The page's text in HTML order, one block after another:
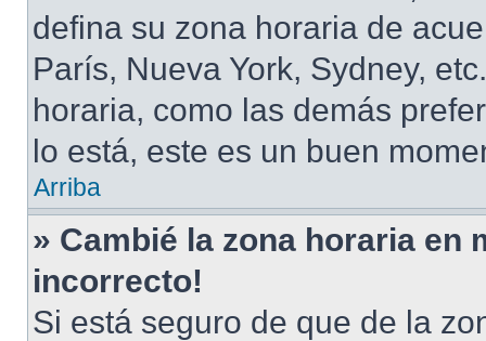
defina su zona horaria de
París, Nueva York, Sydney,
horaria, como las demás
lo está, este es un buen
Arriba
» Cambié la zona horaria en
incorrecto!
Si está seguro de que de la